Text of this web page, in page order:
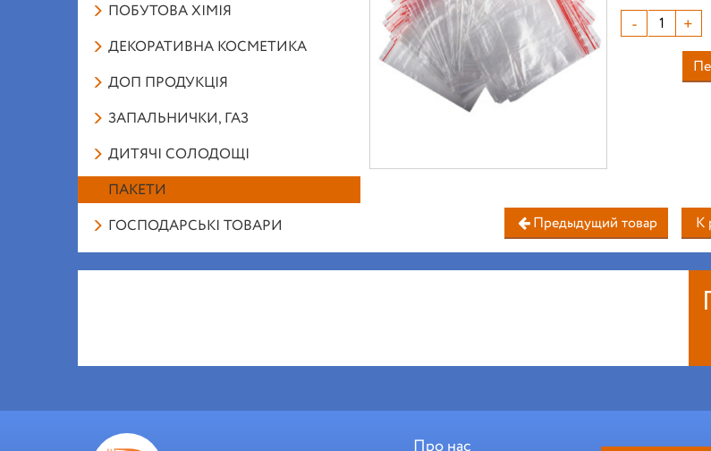
ПОБУТОВА ХІМІЯ
ДЕКОРАТИВНА КОСМЕТИКА
ДОП ПРОДУКЦІЯ
ЗАПАЛЬНИЧКИ, ГАЗ
ДИТЯЧІ СОЛОДОЩІ
ПАКЕТИ
ГОСПОДАРСЬКІ ТОВАРИ
- +
Предыдущий товар К